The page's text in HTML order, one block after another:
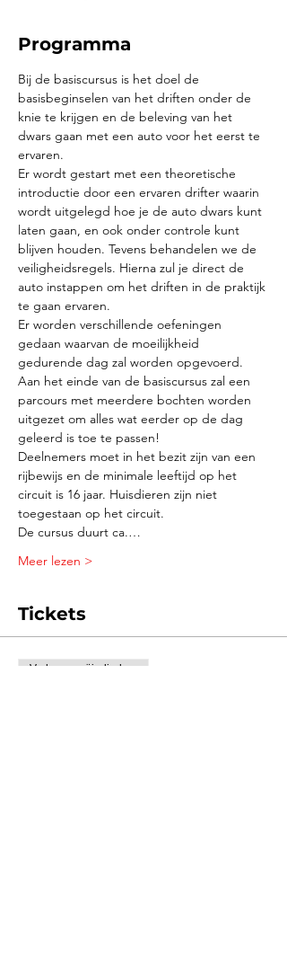
Programma
Bij de basiscursus is het doel de
basisbeginselen van het driften onder de
knie te krijgen en de beleving van het
dwars gaan met een auto voor het eerst te
ervaren.
Er wordt gestart met een theoretische
introductie door een ervaren drifter waarin
wordt uitgelegd hoe je de auto dwars kunt
laten gaan, en ook onder controle kunt
blijven houden. Tevens behandelen we de
veiligheidsregels. Hierna zul je direct de
auto instappen om het driften in de praktijk
te gaan ervaren.
Er worden verschillende oefeningen
gedaan waarvan de moeilijkheid
gedurende dag zal worden opgevoerd.
Aan het einde van de basiscursus zal een
parcours met meerdere bochten worden
uitgezet om alles wat eerder op de dag
geleerd is toe te passen!
Deelnemers moet in het bezit zijn van een
rijbewijs en de minimale leeftijd op het
circuit is 16 jaar. Huisdieren zijn niet
toegestaan op het circuit.
De cursus duurt ca.…
Meer lezen >
Tickets
Verkoop geëindigd op